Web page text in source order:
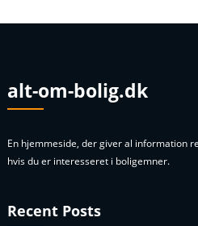
alt-om-bolig.dk
En hjemmeside, der giver al information
hvis du er interesseret i boligemner.
Recent Posts